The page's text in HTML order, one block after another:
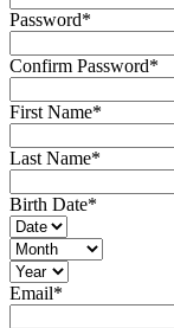
Password*
Confirm Password*
First Name*
Last Name*
Birth Date*
Email*